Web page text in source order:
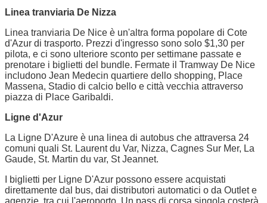
Linea tranviaria De Nizza
Linea tranviaria De Nice è un'altra forma popolare di Cote
d'Azur di trasporto. Prezzi d'ingresso sono solo $1,30 per
pilota, e ci sono ulteriore sconto per settimane passate e
prenotare i biglietti del bundle. Fermate il Tramway De Nice
includono Jean Medecin quartiere dello shopping, Place
Massena, Stadio di calcio bello e città vecchia attraverso
piazza di Place Garibaldi.
Ligne d'Azur
La Ligne D'Azure è una linea di autobus che attraversa 24
comuni quali St. Laurent du Var, Nizza, Cagnes Sur Mer, La
Gaude, St. Martin du var, St Jeannet.
I biglietti per Ligne D'Azur possono essere acquistati
direttamente dal bus, dai distributori automatici o da Outlet e
agenzie, tra cui l'aeroporto. Un pass di corsa singola costerà